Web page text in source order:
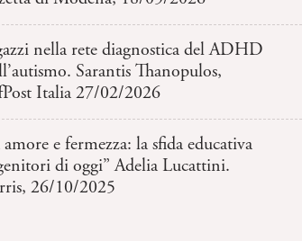
nella rete diagnostica del ADHD
Sarantis Thanopulos,
Italia 27/02/2026
amore e fermezza: la sfida educativa
di oggi” Adelia Lucattini.
26/10/2025